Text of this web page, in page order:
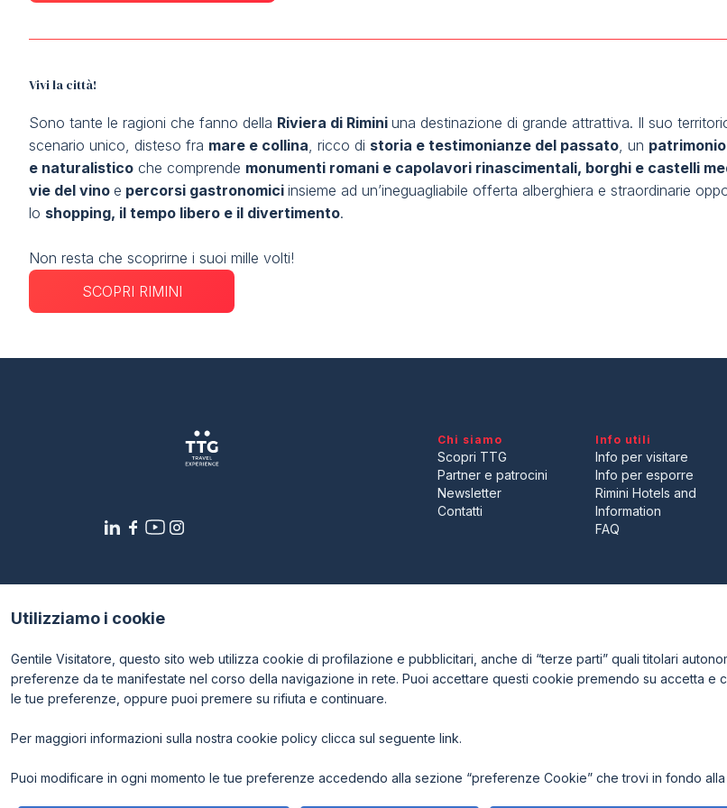
DIVENTA BUYER
Area riservata buyer
EVENTI
Programma eventi
Book&Go
MEDIA ROOM
News e comunicati stampa
Desideri
Vivi la città!
Sono tante le ragioni che fanno della Riviera di Rimini una destinazione di grande attrattiva. Il suo
scenario unico, disteso fra mare e collina, ricco di storia e testimonianze del passato, un
e naturalistico che comprende monumenti romani e capolavori rinascimentali, borghi e castelli
vie del vino e percorsi gastronomici insieme ad un’ineguagliabile offerta alberghiera e straordinarie
lo shopping, il tempo libero e il divertimento.
Non resta che scoprirne i suoi mille volti!
SCOPRI RIMINI
Utilizziamo i cookie
Gentile Visitatore, questo sito web utilizza cookie di profilazione e pubblicitari, anche di “terze parti” quali titolari
preferenze da te manifestate nel corso della navigazione in rete. Puoi accettare questi cookie premendo su accetta e
le tue preferenze, oppure puoi premere su rifiuta e continuare.
Per maggiori informazioni sulla nostra cookie policy clicca sul seguente link.
Puoi modificare in ogni momento le tue preferenze accedendo alla sezione “preferenze Cookie” che trovi in fondo
Chi siamo
Scopri TTG
Partner e patrocini
Newsletter
Contatti
Info utili
Info per visitare
Info per esporre
Rimini Hotels and
Information
FAQ
- Cap. Soc. 52.214.897 i.v. -Copyright & disclaimer-Privacy Policy- Cookie Policy -Preferenze Cookie